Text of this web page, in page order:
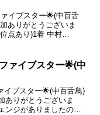
イブスター🌟(中百舌
ありがとうございま
点あり)1着 中村
ァイブスター🌟(中
イブスター🌟(中百舌鳥)
ありがとうございま
ンジがありましたので2